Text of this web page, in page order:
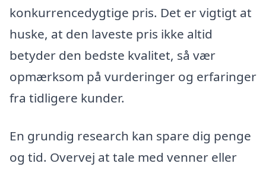
konkurrencedygtige pris. Det er vigtigt at
huske, at den laveste pris ikke altid
betyder den bedste kvalitet, så vær
opmærksom på vurderinger og erfaringer
fra tidligere kunder.
En grundig research kan spare dig penge
og tid. Overvej at tale med venner eller